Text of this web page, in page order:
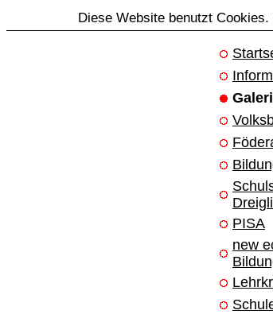
Diese Website benutzt
PISA
new